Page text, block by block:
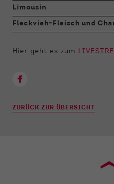
Limousin
Fleckvieh-Fleisch und
Hier geht es zum
ZURÜCK ZUR ÜBERSICHT
Name
Anbieter Qnetics
Laufzeit 1 Jahr
Cookie-
Externe Inhalte
Inhalte, um Ihnen